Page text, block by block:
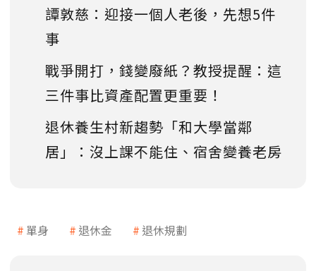
譚敦慈：迎接一個人老後，先想5件
事
戰爭開打，錢變廢紙？教授提醒：這
三件事比資產配置更重要！
退休養生村新趨勢「和大學當鄰
居」：沒上課不能住、宿舍變養老房
單身 退休金 退休規劃